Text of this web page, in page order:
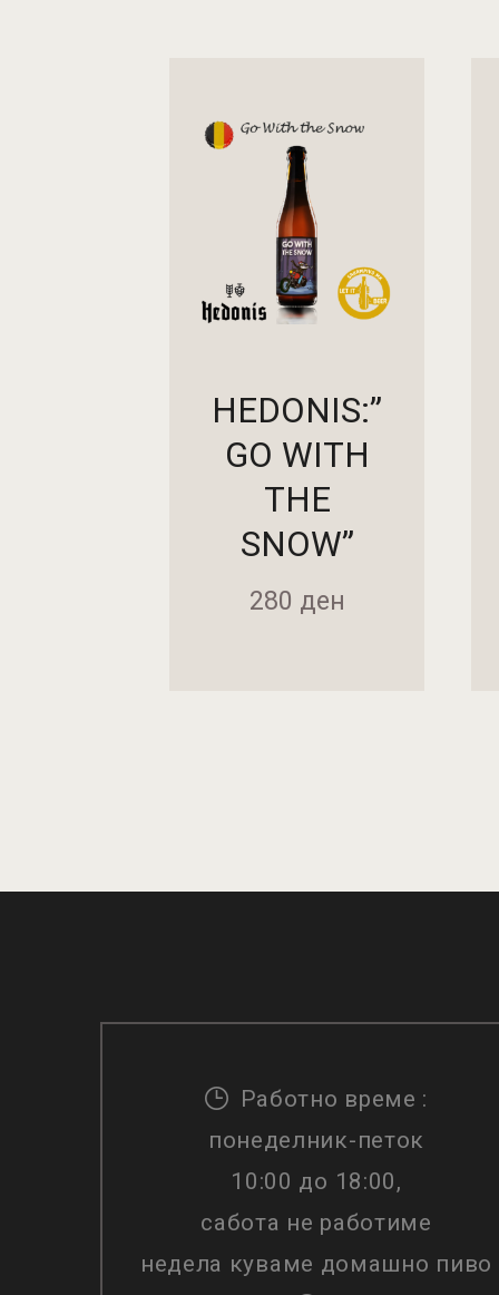
HEDONIS:”
GO WITH
THE
SNOW”
280 ден
Работно време :
понеделник-петок
10:00 до 18:00,
сабота не работиме
недела куваме домашно пиво